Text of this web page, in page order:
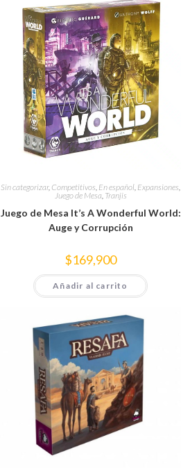
Sin categorizar, Competitivos, En español, Expansiones,
Juego de Mesa, Tranjis
Juego de Mesa It’s A Wonderful World:
Auge y Corrupción
$169,900
Añadir al carrito